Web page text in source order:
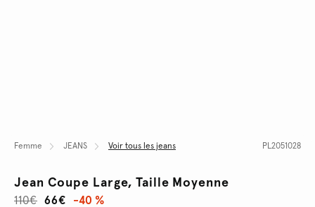
Femme JEANS Voir tous les jeans PL2051028
Jean Coupe Large, Taille Moyenne
66€
110€ -40 %